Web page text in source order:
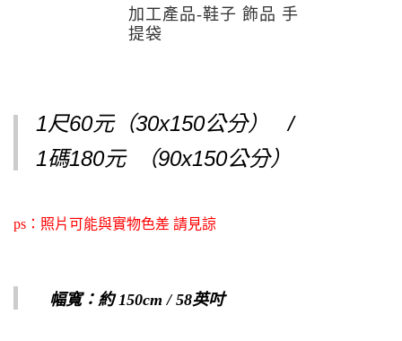
加工產品-鞋子 飾品 手
提袋
1尺60元（30x150公分） /
1碼180元
（90x150公分）
ps：照片可能與實物色差 請見諒
幅寬：約 150cm / 58英吋